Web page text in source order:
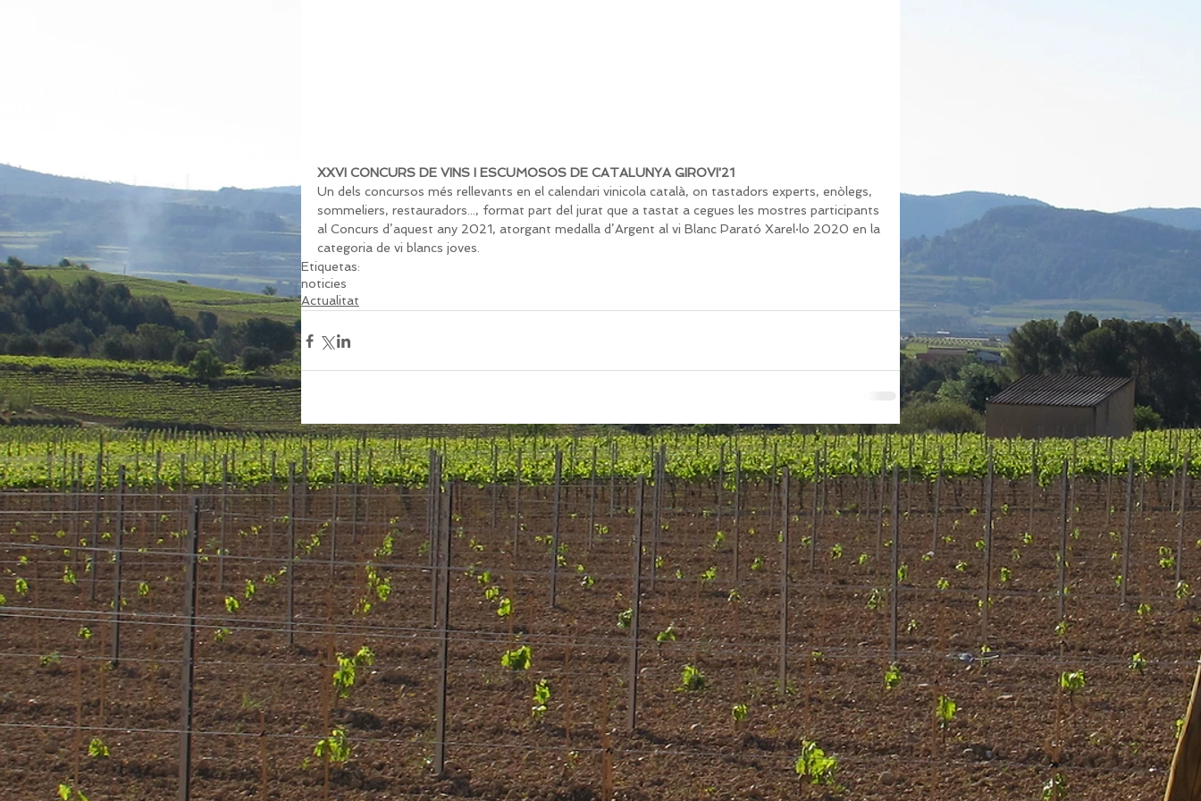
XXVI CONCURS DE VINS I ESCUMOSOS DE CATALUNYA GIROVI'21
Un dels concursos més rellevants en el calendari vinicola català, on tastadors experts, enòlegs,
sommeliers, restauradors..., format part del jurat que a tastat a cegues les mostres participants
al Concurs d’aquest any 2021, atorgant medalla d’Argent al vi Blanc Parató Xarel·lo 2020 en la
categoria de vi blancs joves.
Etiquetas:
noticies
Actualitat